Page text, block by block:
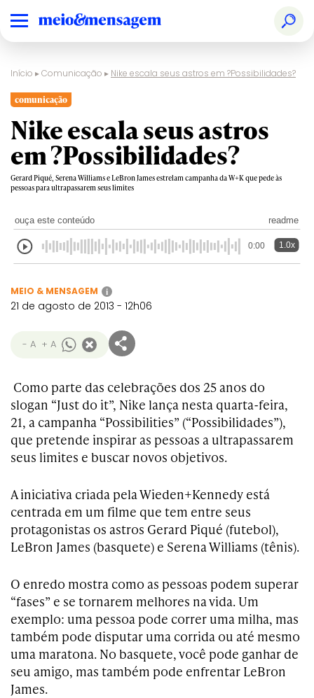
Início ▸Comunicação ▸ Nike escala seus astros em ?Possibilidades?
comunicação
Nike escala seus astros
em ?Possibilidades?
Gerard Piqué, Serena Williams e LeBron James estrelam campanha da W+K que pede às
pessoas para ultrapassarem seus limites
ouça este conteúdo readme
0:00 1.0x
MEIO & MENSAGEM i
21 de agosto de 2013 - 12h06
- A + A
Como parte das celebrações dos 25 anos do
slogan “Just do it”, Nike lança nesta quarta-feira,
21, a campanha “Possibilities” (“Possibilidades”),
que pretende inspirar as pessoas a ultrapassarem
seus limites e buscar novos objetivos.
A iniciativa criada pela Wieden+Kennedy está
centrada em um filme que tem entre seus
protagonistas os astros Gerard Piqué (futebol),
LeBron James (basquete) e Serena Williams (tênis).
O enredo mostra como as pessoas podem superar
“fases” e se tornarem melhores na vida. Um
exemplo: uma pessoa pode correr uma milha, mas
também pode disputar uma corrida ou até mesmo
uma maratona. No basquete, você pode ganhar de
seu amigo, mas também pode enfrentar LeBron
James.